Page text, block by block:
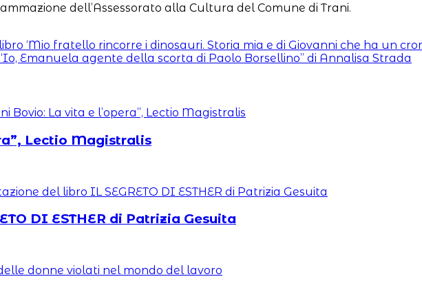
dell’Assessorato alla Cultura del Comune di Trani.
‘Mio fratello rincorre i dinosauri. Storia mia e di Giovanni che ha un
Emanuela agente della scorta di Paolo Borsellino” di Annalisa Strada
Lectio Magistralis
DI ESTHER di Patrizia Gesuita